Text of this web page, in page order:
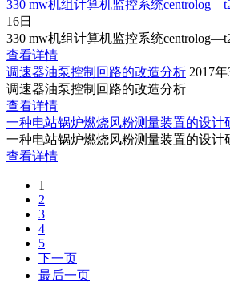
330 mw机组计算机监控系统
16日
330 mw机组计算机监控系统
查看详情
调速器油泵控制回路的改造分析 2017年
调速器油泵控制回路的改造分析
查看详情
一种电站锅炉燃烧风粉测量装置的设计
一种电站锅炉燃烧风粉测量装置的设计
查看详情
1
2
3
4
5
下一页
最后一页